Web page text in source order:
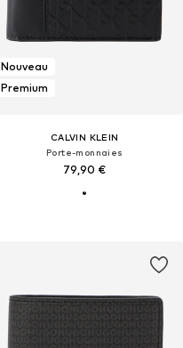
Nouveau
Premium
CALVIN KLEIN
Porte-monnaies
79,90 €